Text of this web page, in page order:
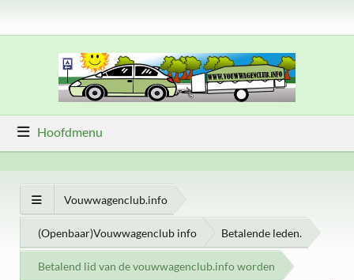
Hoofdmenu
Vouwwagenclub.info
(Openbaar)Vouwwagenclub info Betalende leden.
Betalend lid van de vouwwagenclub.info worden